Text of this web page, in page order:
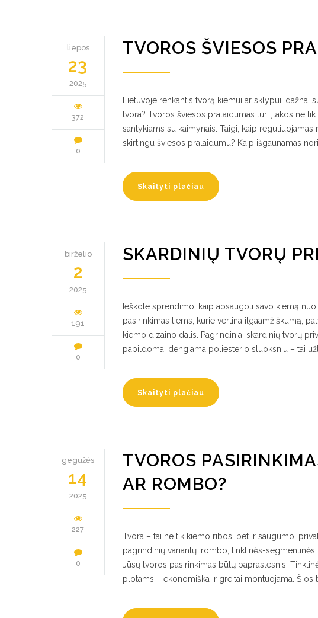
liepos
23
2025
372
0
TVOROS ŠVIESOS
Lietuvoje renkantis tvorą kiemui ar sklypui,
tvora? Tvoros šviesos pralaidumas turi įtakos ne
santykiams su kaimynais. Taigi, kaip
skirtingu šviesos pralaidumu? Kaip išgaunamas
Skaityti plačiau
birželio
2
2025
191
0
SKARDINIŲ TVORŲ
Ieškote sprendimo, kaip apsaugoti savo kiemą
pasirinkimas tiems, kurie vertina ilgaamžiškumą,
kiemo dizaino dalis. Pagrindiniai skardinių tvorų
papildomai dengiama poliesterio sluoksniu – tai
Skaityti plačiau
gegužės
14
2025
227
0
TVOROS
AR ROMBO?
Tvora – tai ne tik kiemo ribos, bet ir saugumo,
pagrindinių variantų: rombo, tinklinės-
Jūsų tvoros pasirinkimas būtų paprastesnis.
plotams – ekonomiška ir greitai montuojama.